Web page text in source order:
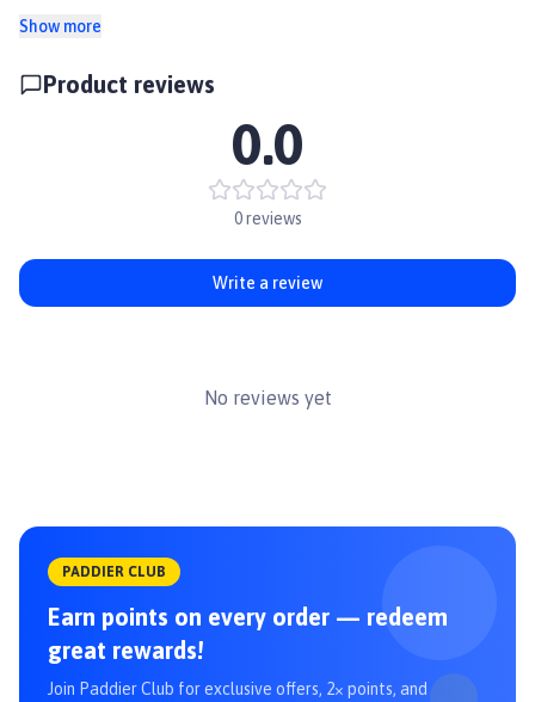
Lợi ích:
Tạo nên hương vị thơm ngon, bổ dưỡng. Hàm lượng Protein cao và ít
Xương dinh dưỡng cho chó giúp làm sạch răng, loại bỏ 99% những
Thúc đẩy hệ tiêu hóa, tránh những bệnh về đường ruột.
Làm giảm mùi hôi miệng cho thú cưng.
thực vật, Vitamin B1, B2, B6, B12, Vitamin E
Hướng dẫn sử dụng
Dùng trực tiếp, không cho vào lò vi sóng.
Show more
Product reviews
0.0
0 reviews
Write a review
No reviews yet
PADDIER CLUB
Earn points on every order — redeem
great rewards!
Join Paddier Club for exclusive offers, 2× points, and